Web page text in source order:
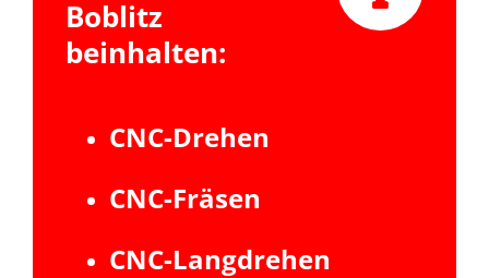
Boblitz
beinhalten:
CNC-Drehen
CNC-Fräsen
CNC-Langdrehen